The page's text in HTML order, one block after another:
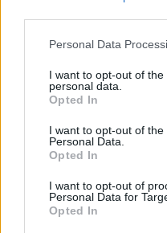
Personal Data
I want to opt-out of
personal data.
Opted In
I want to opt-out of the
Personal Data.
Opted In
I want to opt-out of
Personal Data for
Opted In